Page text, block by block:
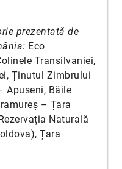
prezentată de
Eco
Transilvaniei,
Ținutul Zimbrului
Apuseni, Băile
– Țara
Naturală
Țara